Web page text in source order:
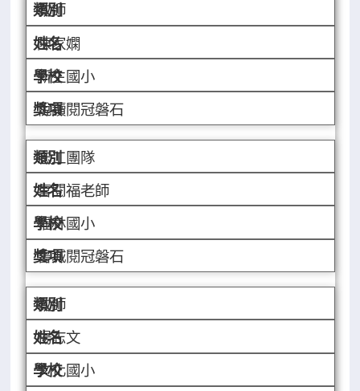
教師
陳家嫻
新生國小
悅讀閱冠磐石
志工團隊
喜閱福老師
福林國小
書城閱冠磐石
教師
楊志文
文化國小